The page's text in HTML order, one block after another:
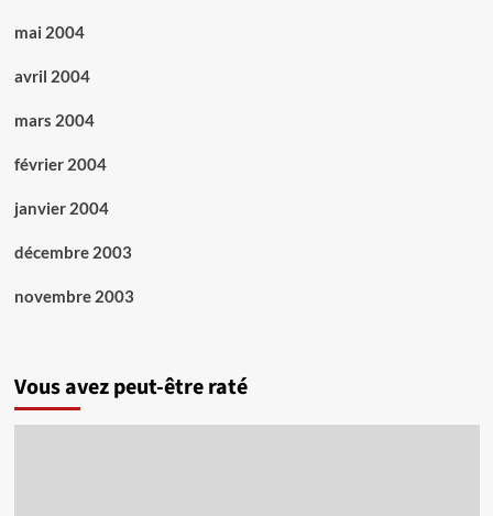
mai 2004
avril 2004
mars 2004
février 2004
janvier 2004
décembre 2003
novembre 2003
Vous avez peut-être raté